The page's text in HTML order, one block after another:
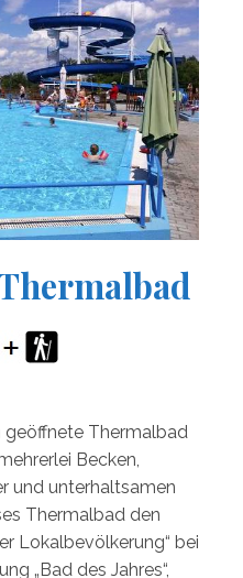
geöffnete Thermalbad
Becken,
und unterhaltsamen
Thermalbad den
Lokalbevölkerung“ bei
„Bad des Jahres“,